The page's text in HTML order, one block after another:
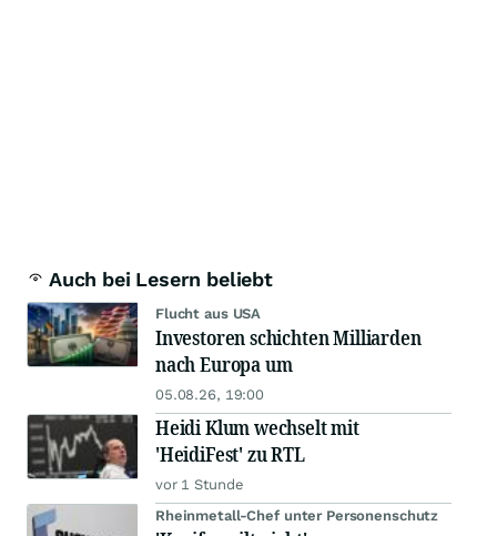
Auch bei Lesern beliebt
Flucht aus USA
Investoren schichten Milliarden
nach Europa um
05.08.26, 19:00
Heidi Klum wechselt mit
'HeidiFest' zu RTL
vor 1 Stunde
Rheinmetall-Chef unter Personenschutz